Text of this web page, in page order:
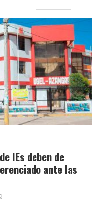
IEs deben de
ante las